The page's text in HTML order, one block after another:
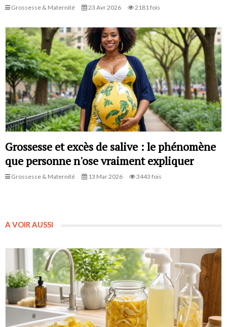
Grossesse & Maternité 23 Avr 2026 2181 fois
Grossesse et excès de salive : le phénomène
que personne n'ose vraiment expliquer
Grossesse & Maternité 13 Mar 2026 3443 fois
A VOIR AUSSI